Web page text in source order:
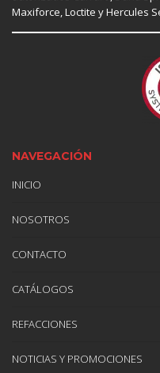
Maxiforce,Loctite y Hercules
NAVEGACIÓN
INICIO
NOSOTROS
CONTACTO
CATÁLOGOS
REFACCIONES
NOTICIAS Y PROMOCIONES